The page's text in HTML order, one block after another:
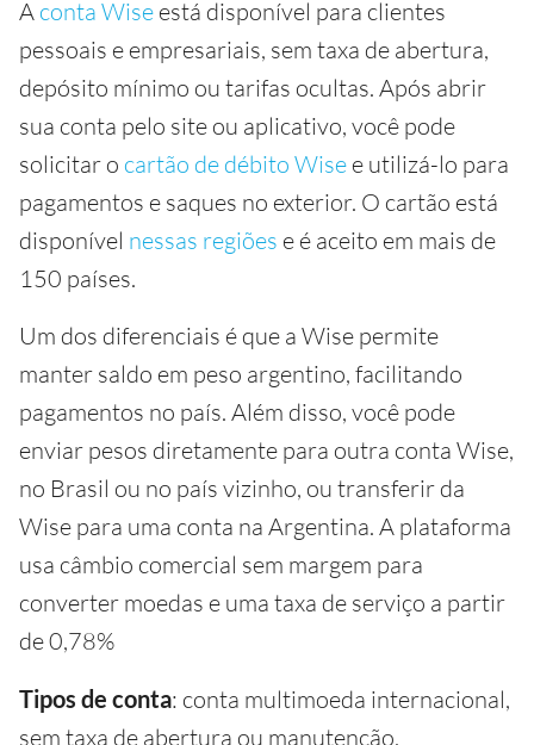
A conta Wise está disponível para clientes
pessoais e empresariais, sem taxa de abertura,
depósito mínimo ou tarifas ocultas. Após abrir
sua conta pelo site ou aplicativo, você pode
solicitar o cartão de débito Wise e utilizá-lo para
pagamentos e saques no exterior. O cartão está
disponível nessas regiões e é aceito em mais de
150 países.
Um dos diferenciais é que a Wise permite
manter saldo em peso argentino, facilitando
pagamentos no país. Além disso, você pode
enviar pesos diretamente para outra conta Wise,
no Brasil ou no país vizinho, ou transferir da
Wise para uma conta na Argentina. A plataforma
usa câmbio comercial sem margem para
converter moedas e uma taxa de serviço a partir
de 0,78%
Tipos de conta: conta multimoeda internacional,
sem taxa de abertura ou manutenção.